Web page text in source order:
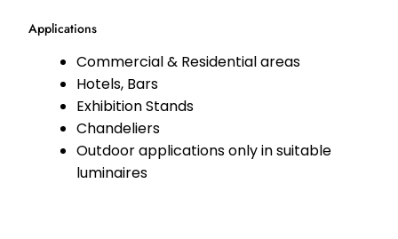
Applications
Commercial & Residential areas
Hotels, Bars
Exhibition Stands
Chandeliers
Outdoor applications only in suitable
luminaires